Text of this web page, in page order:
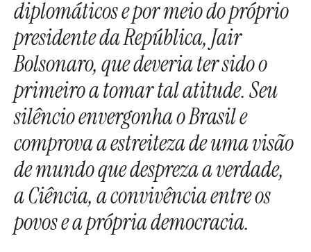
diplomáticos e por meio do próprio
presidente da República, Jair
Bolsonaro, que deveria ter sido o
primeiro a tomar tal atitude. Seu
silêncio envergonha o Brasil e
comprova a estreiteza de uma visão
de mundo que despreza a verdade,
a Ciência, a convivência entre os
povos e a própria democracia.